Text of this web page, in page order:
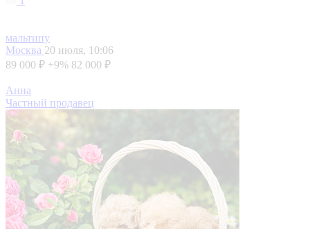
мальтипу
Москва 20 июля, 10:06
89 000 ₽ +9% 82 000 ₽
Анна
Частный продавец